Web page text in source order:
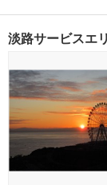
淡路サービスエ